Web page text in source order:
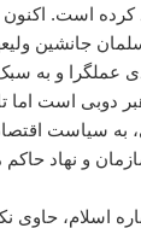
است.
جانشین
عملگرا و به
دوبی است
به سیاست
و نهاد
اسلام، حاوی